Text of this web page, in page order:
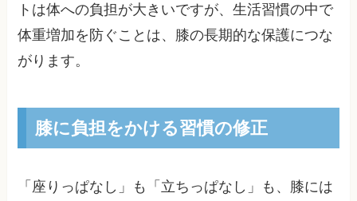
トは体への負担が大きいですが、生活習慣の中で
体重増加を防ぐことは、膝の長期的な保護につな
がります。
膝に負担をかける習慣の修正
「座りっぱなし」も「立ちっぱなし」も、膝には